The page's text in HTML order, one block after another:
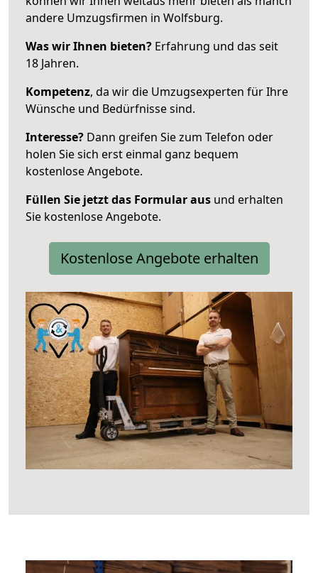
andere Umzugsfirmen in Wolfsburg.
Was wir Ihnen bieten? Erfahrung und das seit
18 Jahren.
Kompetenz, da wir die Umzugsexperten für Ihre
Wünsche und Bedürfnisse sind.
Interesse? Dann greifen Sie zum Telefon oder
holen Sie sich erst einmal ganz bequem
kostenlose Angebote.
Füllen Sie jetzt das Formular aus und erhalten
Sie kostenlose Angebote.
Kostenlose Angebote erhalten